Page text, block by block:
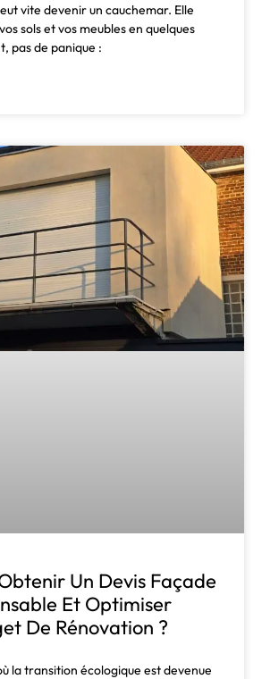
vite devenir un cauchemar. Elle
sols et vos meubles en quelques
pas de panique :
Un Devis Façade
Et Optimiser
De Rénovation ?
la transition écologique est devenue